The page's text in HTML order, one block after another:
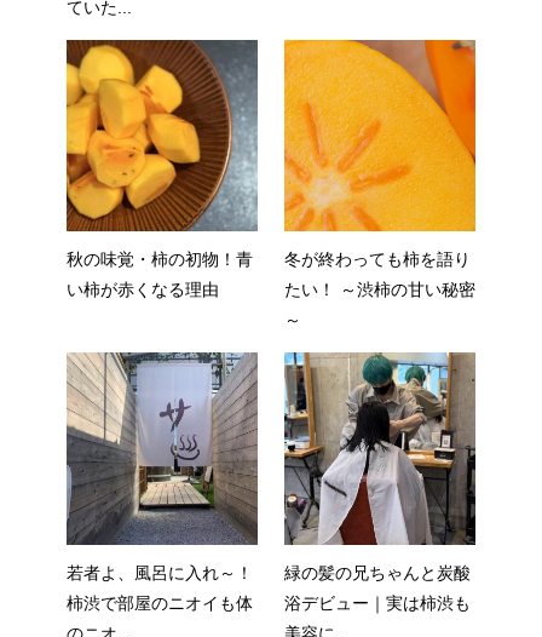
ていた...
秋の味覚・柿の初物！青
い柿が赤くなる理由
冬が終わっても柿を語り
たい！ ～渋柿の甘い秘密
～
若者よ、風呂に入れ～！
柿渋で部屋のニオイも体
緑の髪の兄ちゃんと炭酸
浴デビュー｜実は柿渋も